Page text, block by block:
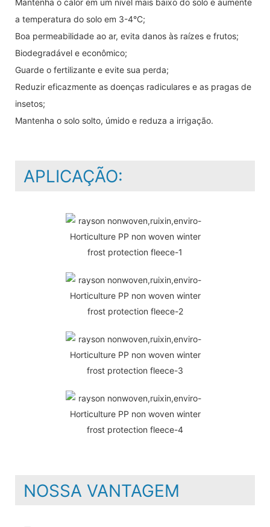
Mantenha o calor em um nível mais baixo do solo e aumente
a temperatura do solo em 3-4°C;
Boa permeabilidade ao ar, evita danos às raízes e frutos;
Biodegradável e econômico;
Guarde o fertilizante e evite sua perda;
Reduzir eficazmente as doenças radiculares e as pragas de
insetos;
Mantenha o solo solto, úmido e reduza a irrigação.
APLICAÇÃO:
NOSSA VANTAGEM